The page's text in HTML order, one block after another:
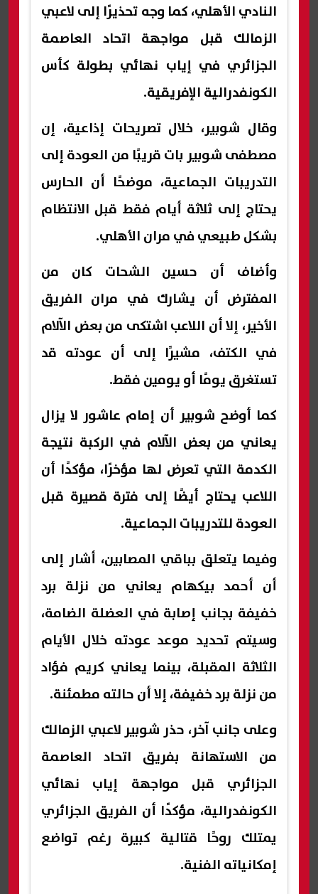
النادي الأهلي، كما وجه تحذيرًا إلى لاعبي
الزمالك قبل مواجهة اتحاد العاصمة
الجزائري في إياب نهائي بطولة كأس
الكونفدرالية الإفريقية.
وقال شوبير، خلال تصريحات إذاعية، إن
مصطفى شوبير بات قريبًا من العودة إلى
التدريبات الجماعية، موضحًا أن الحارس
يحتاج إلى ثلاثة أيام فقط قبل الانتظام
بشكل طبيعي في مران الأهلي.
وأضاف أن حسين الشحات كان من
المفترض أن يشارك في مران الفريق
الأخير، إلا أن اللاعب اشتكى من بعض الآلام
في الكتف، مشيرًا إلى أن عودته قد
تستغرق يومًا أو يومين فقط.
كما أوضح شوبير أن إمام عاشور لا يزال
يعاني من بعض الآلام في الركبة نتيجة
الكدمة التي تعرض لها مؤخرًا، مؤكدًا أن
اللاعب يحتاج أيضًا إلى فترة قصيرة قبل
العودة للتدريبات الجماعية.
وفيما يتعلق بباقي المصابين، أشار إلى
أن أحمد بيكهام يعاني من نزلة برد
خفيفة بجانب إصابة في العضلة الضامة،
وسيتم تحديد موعد عودته خلال الأيام
الثلاثة المقبلة، بينما يعاني كريم فؤاد
من نزلة برد خفيفة، إلا أن حالته مطمئنة.
وعلى جانب آخر، حذر شوبير لاعبي الزمالك
من الاستهانة بفريق اتحاد العاصمة
الجزائري قبل مواجهة إياب نهائي
الكونفدرالية، مؤكدًا أن الفريق الجزائري
يمتلك روحًا قتالية كبيرة رغم تواضع
إمكانياته الفنية.